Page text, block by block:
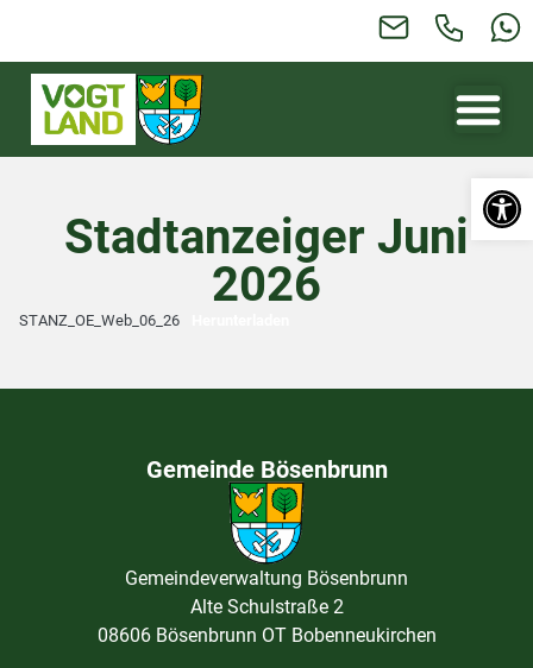
Stadtanzeiger Juni
2026
STANZ_OE_Web_06_26
Gemeinde Bösenbrunn
Gemeindeverwaltung Bösenbrunn
Alte Schulstraße 2
08606 Bösenbrunn OT Bobenneukirchen